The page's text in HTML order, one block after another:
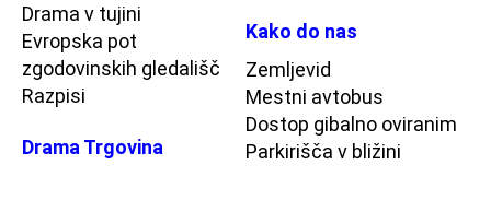
Drama v tujini
Evropska pot
zgodovinskih gledališč
Razpisi
Drama Trgovina
Kako do nas
Zemljevid
Mestni avtobus
Dostop gibalno oviranim
Parkirišča v bližini